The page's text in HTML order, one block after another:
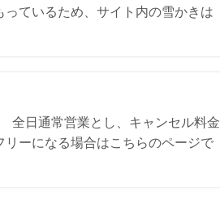
ているため、サイト内の雪かきは
全日通常営業とし、キャンセル料金
ーになる場合はこちらのページで